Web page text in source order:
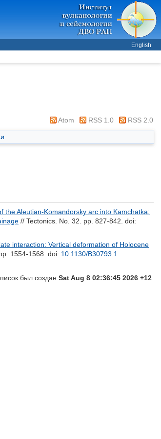
English
Atom RSS 1.0 RSS 2.0
the Aleutian-Komandorsky arc into Kamchatka:
// Tectonics. No. 32. pp. 827-842. doi:
interaction: Vertical deformation of Holocene
1554-1568. doi: 10.1130/B30793.1
был создан Sat Aug 8 02:36:45 2026 +12